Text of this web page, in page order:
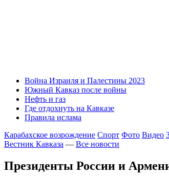
Война Израиля и Палестины 2023
Южный Кавказ после войны
Нефть и газ
Где отдохнуть на Кавказе
Правила ислама
Карабахское возрождение Спорт Фото Видео
Вестник Кавказа — Все новости
Президенты России и